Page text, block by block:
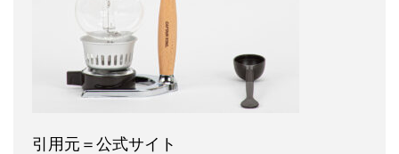
引用元＝公式サイト